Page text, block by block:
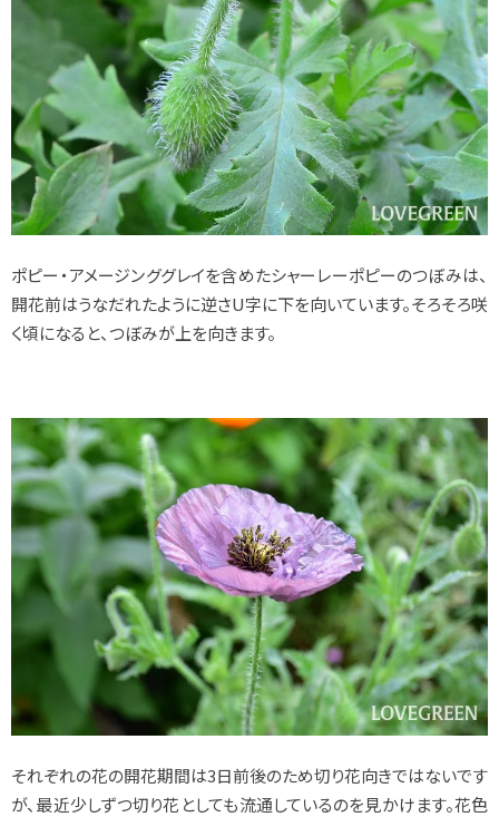
ポピー・アメージンググレイを含めたシャーレーポピーのつぼみは、
開花前はうなだれたように逆さU字に下を向いています。そろそろ咲
く頃になると、つぼみが上を向きます。
それぞれの花の開花期間は3日前後のため切り花向きではないです
が、最近少しずつ切り花としても流通しているのを見かけます。花色